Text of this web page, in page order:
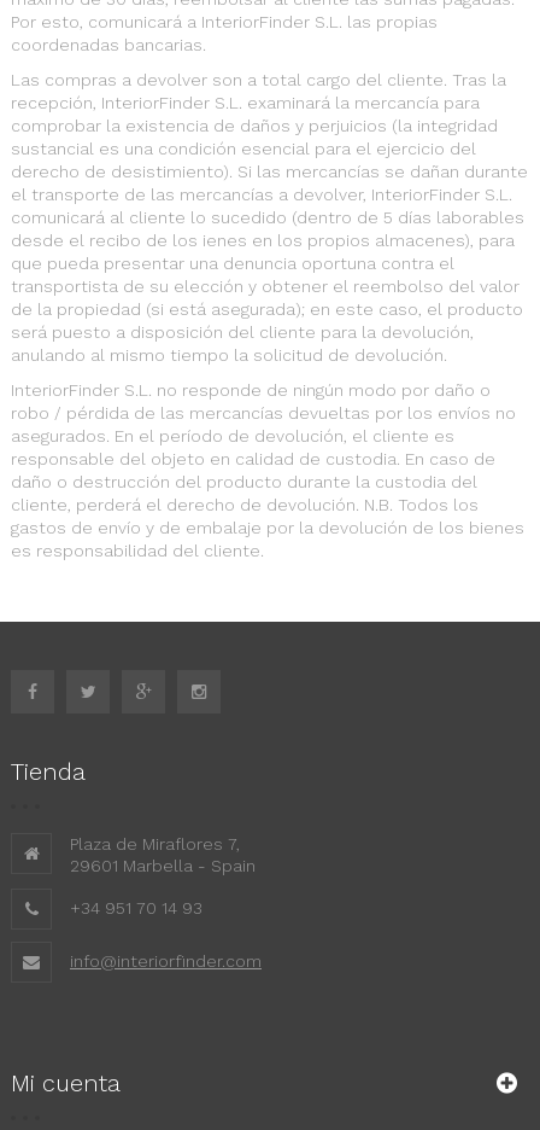
Por esto, comunicará a InteriorFinder S.L. las propias
coordenadas bancarias.
Las compras a devolver son a total cargo del cliente. Tras la
recepción, InteriorFinder S.L. examinará la mercancía para
comprobar la existencia de daños y perjuicios (la integridad
sustancial es una condición esencial para el ejercicio del
derecho de desistimiento). Si las mercancías se dañan durante
el transporte de las mercancías a devolver, InteriorFinder S.L.
comunicará al cliente lo sucedido (dentro de 5 días laborables
desde el recibo de los ienes en los propios almacenes), para
que pueda presentar una denuncia oportuna contra el
transportista de su elección y obtener el reembolso del valor
de la propiedad (si está asegurada); en este caso, el producto
será puesto a disposición del cliente para la devolución,
anulando al mismo tiempo la solicitud de devolución.
InteriorFinder S.L. no responde de ningún modo por daño o
robo / pérdida de las mercancías devueltas por los envíos no
asegurados. En el período de devolución, el cliente es
responsable del objeto en calidad de custodia. En caso de
daño o destrucción del producto durante la custodia del
cliente, perderá el derecho de devolución. N.B. Todos los
gastos de envío y de embalaje por la devolución de los bienes
es responsabilidad del cliente.
Tienda
Plaza de Miraflores 7,
29601 Marbella - Spain
+34 951 70 14 93
info@interiorfinder.com
Mi cuenta